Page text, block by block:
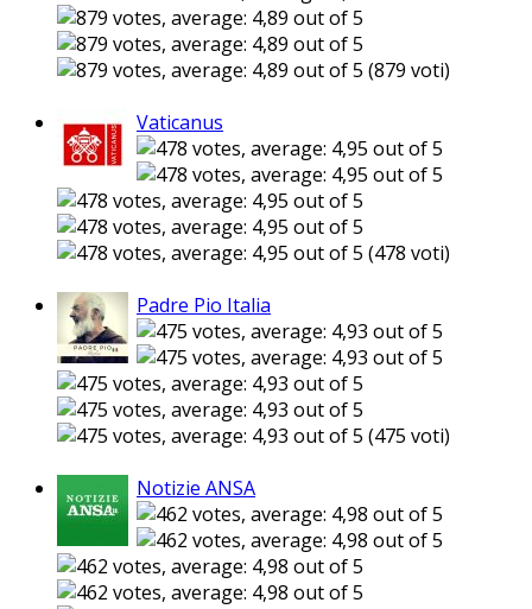
(879 voti)
Vaticanus
(478 voti)
Padre Pio Italia
(475 voti)
Notizie ANSA